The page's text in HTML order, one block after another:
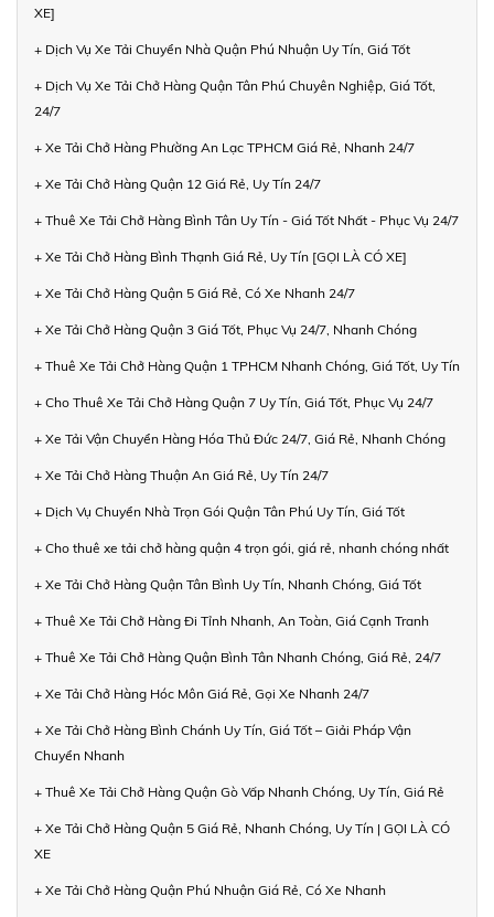
XE]
+ Dịch Vụ Xe Tải Chuyển Nhà Quận Phú Nhuận Uy Tín, Giá Tốt
+ Dịch Vụ Xe Tải Chở Hàng Quận Tân Phú Chuyên Nghiệp, Giá Tốt,
24/7
+ Xe Tải Chở Hàng Phường An Lạc TPHCM Giá Rẻ, Nhanh 24/7
+ Xe Tải Chở Hàng Quận 12 Giá Rẻ, Uy Tín 24/7
+ Thuê Xe Tải Chở Hàng Bình Tân Uy Tín - Giá Tốt Nhất - Phục Vụ 24/7
+ Xe Tải Chở Hàng Bình Thạnh Giá Rẻ, Uy Tín [GỌI LÀ CÓ XE]
+ Xe Tải Chở Hàng Quận 5 Giá Rẻ, Có Xe Nhanh 24/7
+ Xe Tải Chở Hàng Quận 3 Giá Tốt, Phục Vụ 24/7, Nhanh Chóng
+ Thuê Xe Tải Chở Hàng Quận 1 TPHCM Nhanh Chóng, Giá Tốt, Uy Tín
+ Cho Thuê Xe Tải Chở Hàng Quận 7 Uy Tín, Giá Tốt, Phục Vụ 24/7
+ Xe Tải Vận Chuyển Hàng Hóa Thủ Đức 24/7, Giá Rẻ, Nhanh Chóng
+ Xe Tải Chở Hàng Thuận An Giá Rẻ, Uy Tín 24/7
+ Dịch Vụ Chuyển Nhà Trọn Gói Quận Tân Phú Uy Tín, Giá Tốt
+ Cho thuê xe tải chở hàng quận 4 trọn gói, giá rẻ, nhanh chóng nhất
+ Xe Tải Chở Hàng Quận Tân Bình Uy Tín, Nhanh Chóng, Giá Tốt
+ Thuê Xe Tải Chở Hàng Đi Tỉnh Nhanh, An Toàn, Giá Cạnh Tranh
+ Thuê Xe Tải Chở Hàng Quận Bình Tân Nhanh Chóng, Giá Rẻ, 24/7
+ Xe Tải Chở Hàng Hóc Môn Giá Rẻ, Gọi Xe Nhanh 24/7
+ Xe Tải Chở Hàng Bình Chánh Uy Tín, Giá Tốt – Giải Pháp Vận
Chuyển Nhanh
+ Thuê Xe Tải Chở Hàng Quận Gò Vấp Nhanh Chóng, Uy Tín, Giá Rẻ
+ Xe Tải Chở Hàng Quận 5 Giá Rẻ, Nhanh Chóng, Uy Tín | GỌI LÀ CÓ
XE
+ Xe Tải Chở Hàng Quận Phú Nhuận Giá Rẻ, Có Xe Nhanh